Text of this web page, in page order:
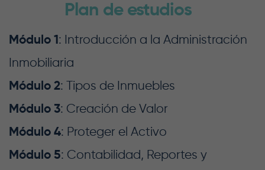
Plan de estudios
Módulo 1 : Introducción a la Administración
Inmobiliaria
Módulo 2: Tipos de Inmuebles
Módulo 3: Creación de Valor
Módulo 4: Proteger el Activo
Módulo 5: Contabilidad, Reportes y